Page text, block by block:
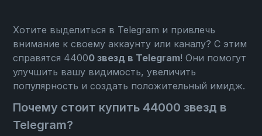
Хотите выделиться в Telegram и привлечь
внимание к своему аккаунту или каналу? С этим
справятся 44000 звезд в Telegram! Они помогут
улучшить вашу видимость, увеличить
популярность и создать положительный имидж.
Почему стоит купить 44000 звезд в
Telegram?